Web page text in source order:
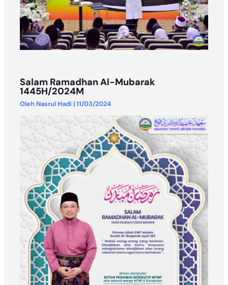
Salam Ramadhan Al-Mubarak
1445H/2024M
Oleh Nasrul Hadi |11/03/2024